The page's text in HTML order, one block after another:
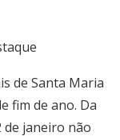
de Santa Maria
fim de ano. Da
de janeiro não